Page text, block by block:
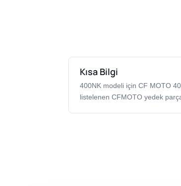
Kısa Bilgi
400NK modeli için CF MOTO
listelenen CFMOTO yedek